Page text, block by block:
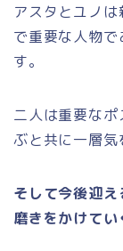
アスタとユノ
で重要な人物
す。
二人は重要な
ぶと共に一層気
そして今後迎
磨きをかけてい